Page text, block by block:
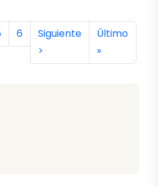
Página
6 Siguiente página
Siguiente
>
Última
Último
»